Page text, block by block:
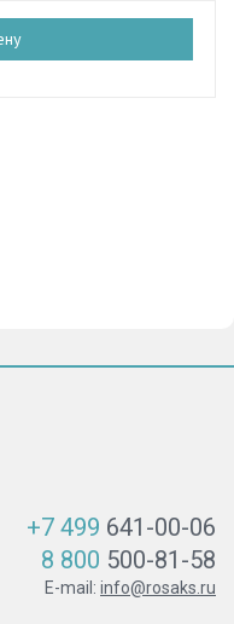
+7 499 641-00-06
8 800 500-81-58
E-mail: info@rosaks.ru